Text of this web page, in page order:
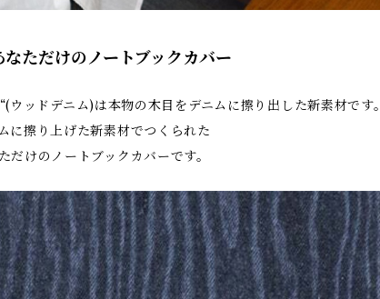
ただけのノートブックカバー
ッドデニム)は本物の木目をデニムに擦り出した新素材です。
に擦り上げた新素材でつくられた
だけのノートブックカバーです。